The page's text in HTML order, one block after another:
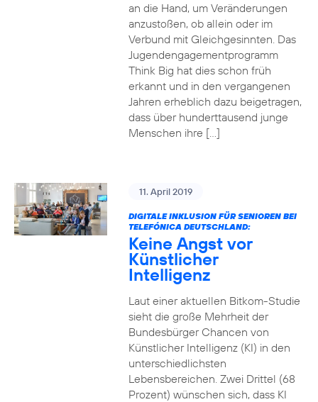
an die Hand, um Veränderungen
anzustoßen, ob allein oder im
Verbund mit Gleichgesinnten. Das
Jugendengagementprogramm
Think Big hat dies schon früh
erkannt und in den vergangenen
Jahren erheblich dazu beigetragen,
dass über hunderttausend junge
Menschen ihre […]
11. April 2019
DIGITALE INKLUSION FÜR SENIOREN BEI
TELEFÓNICA DEUTSCHLAND:
Keine Angst vor
Künstlicher
Intelligenz
Laut einer aktuellen Bitkom-Studie
sieht die große Mehrheit der
Bundesbürger Chancen von
Künstlicher Intelligenz (KI) in den
unterschiedlichsten
Lebensbereichen. Zwei Drittel (68
Prozent) wünschen sich, dass KI